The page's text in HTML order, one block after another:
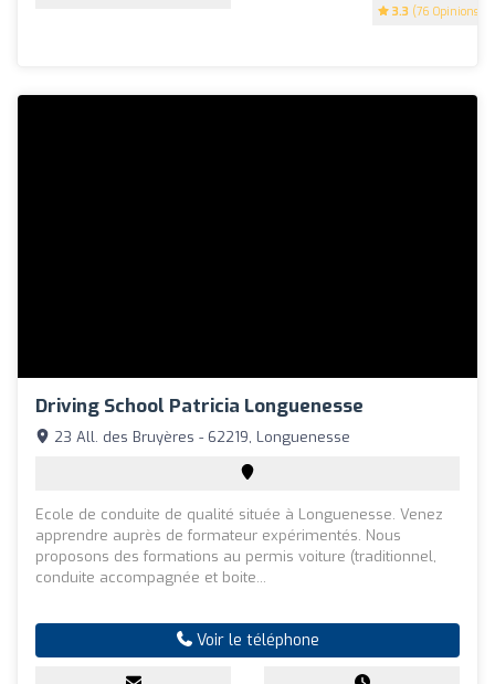
3.3 (76 Opinions)
Driving School Patricia Longuenesse
23 All. des Bruyères - 62219, Longuenesse
Ecole de conduite de qualité située à Longuenesse. Venez
apprendre auprès de formateur expérimentés. Nous
proposons des formations au permis voiture (traditionnel,
conduite accompagnée et boite...
Voir le téléphone